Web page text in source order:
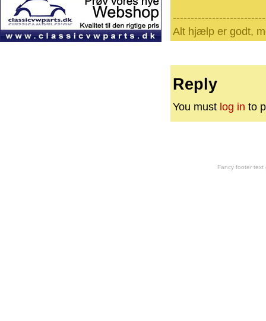
Alt hjælp er godt,
Reply
You must log in to
Fancy footer